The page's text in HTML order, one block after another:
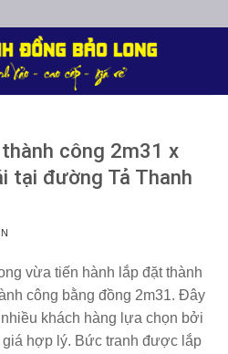
công 2m31 x
tại đường Tả Thanh
vừa tiến hành lắp đặt thành
công bằng đồng 2m31. Đây
khách hàng lựa chọn bởi
giá hợp lý. Bức tranh được lắp